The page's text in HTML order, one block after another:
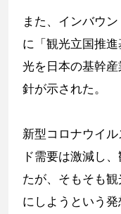
また、インバウ
に「観光立国推
光を日本の基幹
針が示された。
新型コロナウイ
ド需要は激減し
たが、そもそも
にしようという発